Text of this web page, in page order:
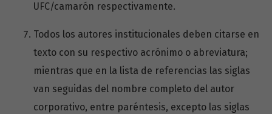
UFC/camarón respectivamente.
Todos los autores institucionales deben citarse en
texto con su respectivo acrónimo o abreviatura;
mientras que en la lista de referencias las siglas
van seguidas del nombre completo del autor
corporativo, entre paréntesis, excepto las siglas